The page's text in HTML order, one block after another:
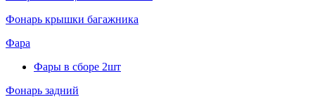
Фонарь крышки багажника
Фара
Фары в сборе 2шт
Фонарь задний